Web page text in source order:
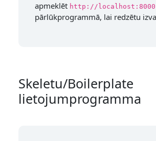
apmeklēt http://localhost:8000
pārlūkprogrammā, lai redzētu
Skeletu/Boilerplate
lietojumprogramma